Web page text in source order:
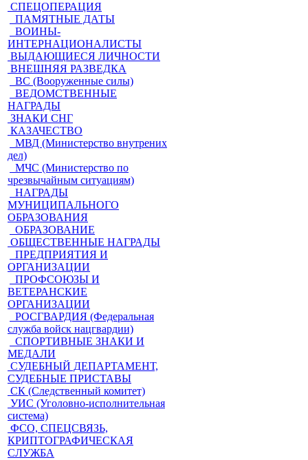
СПЕЦОПЕРАЦИЯ
ПАМЯТНЫЕ ДАТЫ
ВОИНЫ-
ИНТЕРНАЦИОНАЛИСТЫ
ВЫДАЮЩИЕСЯ ЛИЧНОСТИ
ВНЕШНЯЯ РАЗВЕДКА
ВС (Вооруженные силы)
ВЕДОМСТВЕННЫЕ
НАГРАДЫ
ЗНАКИ СНГ
КАЗАЧЕСТВО
МВД (Министерство внутрених
дел)
МЧС (Министерство по
чрезвычайным ситуациям)
НАГРАДЫ
МУНИЦИПАЛЬНОГО
ОБРАЗОВАНИЯ
ОБРАЗОВАНИЕ
ОБЩЕСТВЕННЫЕ НАГРАДЫ
ПРЕДПРИЯТИЯ И
ОРГАНИЗАЦИИ
ПРОФСОЮЗЫ И
ВЕТЕРАНСКИЕ
ОРГАНИЗАЦИИ
РОСГВАРДИЯ (Федеральная
служба войск нацгвардии)
СПОРТИВНЫЕ ЗНАКИ И
МЕДАЛИ
СУДЕБНЫЙ ДЕПАРТАМЕНТ,
СУДЕБНЫЕ ПРИСТАВЫ
СК (Следственный комитет)
УИС (Уголовно-исполнительная
система)
ФСО, СПЕЦСВЯЗЬ,
КРИПТОГРАФИЧЕСКАЯ
СЛУЖБА